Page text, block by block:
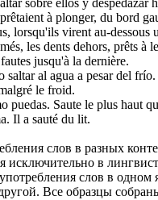
à plonger, du bord
lorsqu'ils virent au-dessous
les dents dehors, prêts à
jusqu'à la dernière.
saltaral agua a pesar del frío.
le froid.
puedas. Saute le plus haut
Il a sauté du lit.
слов в разных
исключительно в
слов в одном
Все образцы